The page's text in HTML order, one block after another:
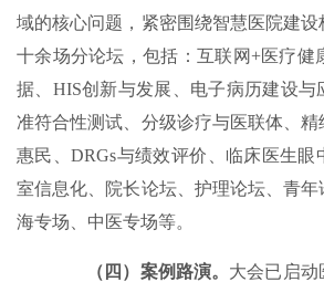
域的核心问题，紧密围绕智慧医院建
十余场分论坛，包括：互联网+医疗健
据、HIS创新与发展、电子病历建设与
准符合性测试、分级诊疗与医联体、
惠民、DRGs与绩效评价、临床医生眼
室信息化、院长论坛、护理论坛、青年
海专场、中医专场等。
（四）案例路演。 大会已启动